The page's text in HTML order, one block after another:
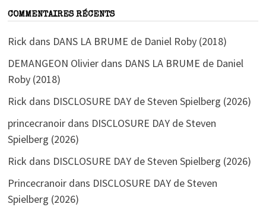
COMMENTAIRES RÉCENTS
Rick dans DANS LA BRUME de Daniel Roby (2018)
DEMANGEON Olivierdans DANS LA BRUME de Daniel
Roby (2018)
Rick dans DISCLOSURE DAY de Steven Spielberg (2026)
princecranoirdans DISCLOSURE DAY de Steven
Spielberg (2026)
Rick dans DISCLOSURE DAY de Steven Spielberg (2026)
Princecranoirdans DISCLOSURE DAY de Steven
Spielberg (2026)